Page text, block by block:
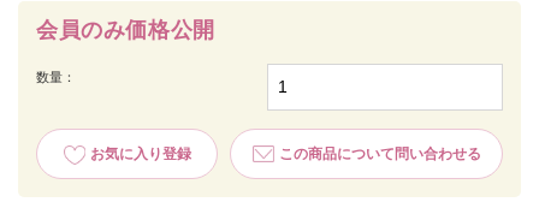
会員のみ価格公開
数量：
お気に入り登録 この商品について問い合わせる